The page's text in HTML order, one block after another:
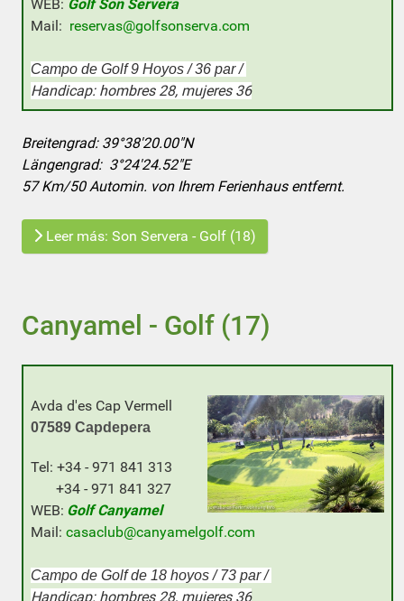
WEB: Golf Son Servera
Mail: reservas@golfsonserva.com
Campo de Golf 9 Hoyos / 36 par /
Handicap: hombres 28, mujeres 36
Breitengrad: 39°38'20.00"N
Längengrad: 3°24'24.52"E
57 Km/50 Automin. von Ihrem Ferienhaus entfernt.
Leer más: Son Servera - Golf (18)
Canyamel - Golf (17)
Avda d'es Cap Vermell
07589 Capdepera
Tel: +34 - 971 841 313
+34 - 971 841 327
WEB: Golf Canyamel
Mail: casaclub@canyamelgolf.com
Campo de Golf de 18 hoyos / 73 par /
Handicap: hombres 28, mujeres 36